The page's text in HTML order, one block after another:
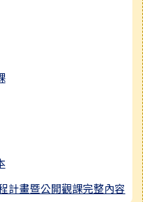
計畫暨公開觀課完整內容